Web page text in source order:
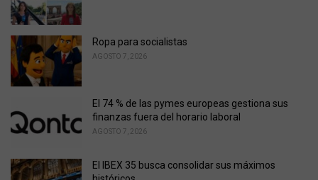
Ropa para socialistas
AGOSTO 7, 2026
El 74 % de las pymes europeas gestiona sus
finanzas fuera del horario laboral
AGOSTO 7, 2026
El IBEX 35 busca consolidar sus máximos